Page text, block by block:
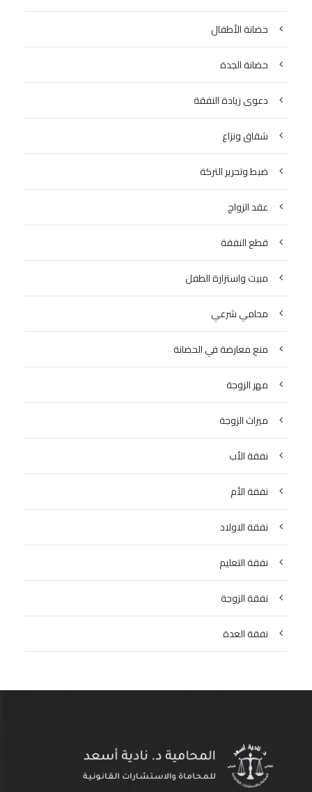
حضانة الأطفال
حضانة الجدة
دعوى زيادة النفقة
شقاق ونزاع
ضبط وتحرير التركة
عقد الزواج
قطع النفقة
مبيت واستزارة الطفل
محامي شرعي
منع معارضة في الحضانة
مهر الزوجة
ميراث الزوجة
نفقة الأب
نفقة الأم
نفقة الاولاد
نفقة التعليم
نفقة الزوجة
نفقة العدة